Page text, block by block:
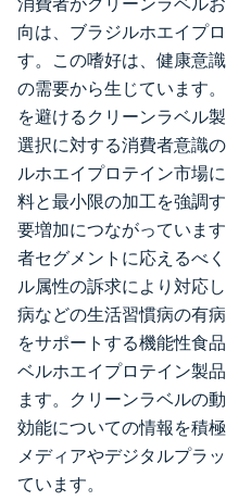
向は、ブラジルホエイプ
す。この嗜好は、健康意
の需要から生じています
を避けるクリーンラベル
選択に対する消費者意識
ルホエイプロテイン市場
料と最小限の加工を強調
要増加につながっていま
者セグメントに応えるべ
ル属性の訴求により対応
病などの生活習慣病の有
をサポートする機能性食
ベルホエイプロテイン製
ます。クリーンラベルの
効能についての情報を積
メディアやデジタルプラ
ています。